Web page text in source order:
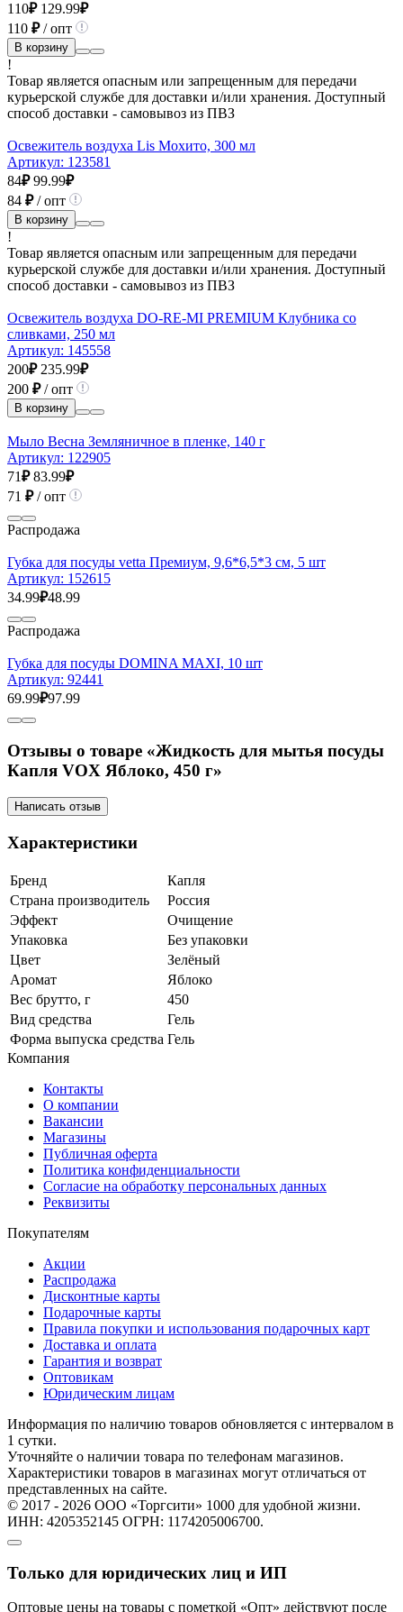
110₽ 129.99₽
110 ₽/ опт
В корзину
!
Товар является опасным или запрещенным для передачи
курьерской службе для доставки и/или хранения. Доступный
способ доставки - самовывоз из ПВЗ
Освежитель воздуха Lis Мохито, 300 мл
Артикул: 123581
84₽ 99.99₽
84 ₽/ опт
В корзину
!
Товар является опасным или запрещенным для передачи
курьерской службе для доставки и/или хранения. Доступный
способ доставки - самовывоз из ПВЗ
Освежитель воздуха DO-RE-MI PREMIUM Клубника со
сливками, 250 мл
Артикул: 145558
200₽ 235.99₽
200 ₽/ опт
В корзину
Мыло Весна Земляничное в пленке, 140 г
Артикул: 122905
71₽ 83.99₽
71 ₽/ опт
Распродажа
Губка для посуды vetta Премиум, 9,6*6,5*3 см, 5 шт
Артикул: 152615
34.99₽48.99
Распродажа
Губка для посуды DOMINA MAXI, 10 шт
Артикул: 92441
69.99₽97.99
Отзывы о товаре «Жидкость для мытья посуды
Капля VOX Яблоко, 450 г»
Написать отзыв
Характеристики
Бренд
Капля
Страна производитель
Россия
Эффект
Очищение
Упаковка
Без упаковки
Цвет
Зелёный
Аромат
Яблоко
Вес брутто, г
450
Вид средства
Гель
Форма выпуска средства Гель
Компания
Контакты
О компании
Вакансии
Магазины
Публичная оферта
Политика конфиденциальности
Согласие на обработку персональных данных
Реквизиты
Покупателям
Акции
Распродажа
Дисконтные карты
Подарочные карты
Правила покупки и использования подарочных карт
Доставка и оплата
Гарантия и возврат
Оптовикам
Юридическим лицам
Информация по наличию товаров обновляется с интервалом в
1 сутки.
Уточняйте о наличии товара по телефонам магазинов.
Характеристики товаров в магазинах могут отличаться от
представленных на сайте.
© 2017 - 2026 ООО «Торгсити» 1000 для удобной жизни.
ИНН: 4205352145 ОГРН: 1174205006700.
Только для юридических лиц и ИП
Оптовые цены на товары с пометкой «Опт» действуют после